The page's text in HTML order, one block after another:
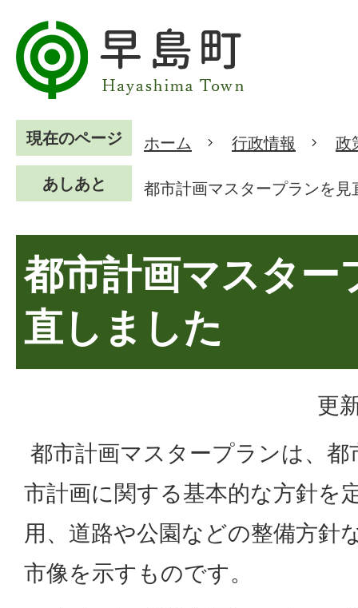
現在のページ ホーム 行政情報 政
あしあと 都市計画マスタープランを見
都市計画マスター
直しました
更
都市計画マスタープランは、
市計画に関する基本的な方針を
用、道路や公園などの整備方針
市像を示すものです。